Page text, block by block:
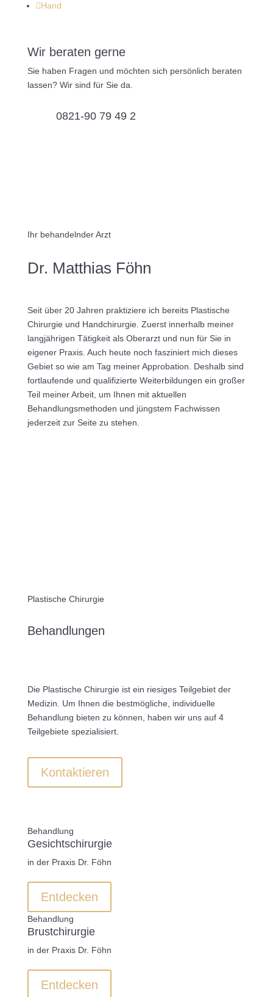
Hand
Wir beraten gerne
Sie haben Fragen und möchten sich persönlich beraten
lassen? Wir sind für Sie da.
0821-90 79 49 2
Ihr behandelnder Arzt
Dr. Matthias Föhn
Seit über 20 Jahren praktiziere ich bereits Plastische
Chirurgie und Handchirurgie. Zuerst innerhalb meiner
langjährigen Tätigkeit als Oberarzt und nun für Sie in
eigener Praxis. Auch heute noch fasziniert mich dieses
Gebiet so wie am Tag meiner Approbation. Deshalb sind
fortlaufende und qualifizierte Weiterbildungen ein großer
Teil meiner Arbeit, um Ihnen mit aktuellen
Behandlungsmethoden und jüngstem Fachwissen
jederzeit zur Seite zu stehen.
Plastische Chirurgie
Behandlungen
Die Plastische Chirurgie ist ein riesiges Teilgebiet der
Medizin. Um Ihnen die bestmögliche, individuelle
Behandlung bieten zu können, haben wir uns auf 4
Teilgebiete spezialisiert.
Kontaktieren
Behandlung
Gesichtschirurgie
in der Praxis Dr. Föhn
Entdecken
Behandlung
Brustchirurgie
in der Praxis Dr. Föhn
Entdecken